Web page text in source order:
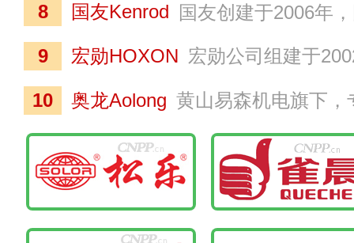
8 国友Kenrod 国友创建于2006年，国内专业的全自动麻将机制造商，专注于研发和生产触摸屏技术麻将机、具有全自主知识产权的八口机、以及超薄机、折叠机等，主要产品
9 宏勋HOXON 宏勋公司组建于2002年，是一家集研发、生产全自麻将机厂家，在绍兴、杭州、湖北建有三大生产基地，自主研发铜包铝密封节能电机
10 奥龙Aolong 黄山易森机电旗下，专业从事全自动麻将机生产的企业，旗下拥有先进的技术和硬件设备，是麻将机领域较大的生产